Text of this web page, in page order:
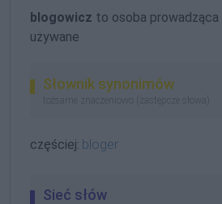
blogowicz to osoba prowadząca
używane
Słownik synonimów
tożsame znaczeniowo (zastępcze słowa)
częściej: bloger
Sieć słów